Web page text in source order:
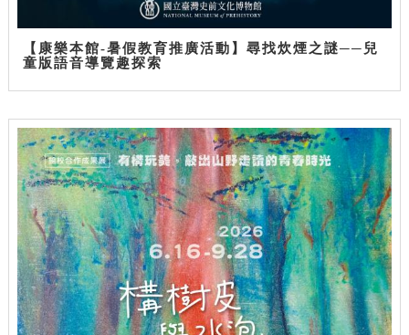
【康樂本館-暑假教育推廣活動】尋找炊煙之謎──兒
童版語音導覽趣探索